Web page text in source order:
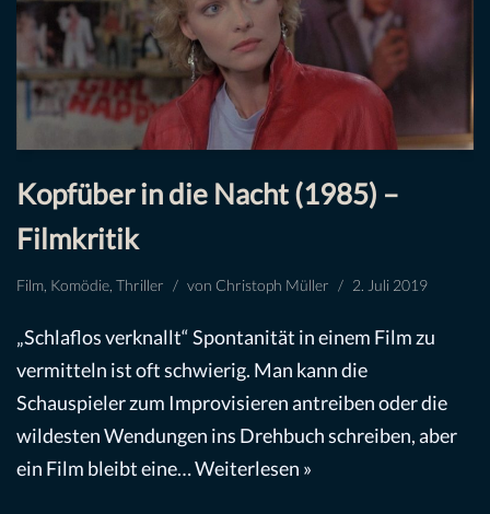
Kopfüber in die Nacht (1985) –
Filmkritik
Film, Komödie, Thriller von Christoph Müller 2. Juli 2019
„Schlaflos verknallt“ Spontanität in einem Film zu
vermitteln ist oft schwierig. Man kann die
Schauspieler zum Improvisieren antreiben oder die
wildesten Wendungen ins Drehbuch schreiben, aber
ein Film bleibt eine…Weiterlesen »